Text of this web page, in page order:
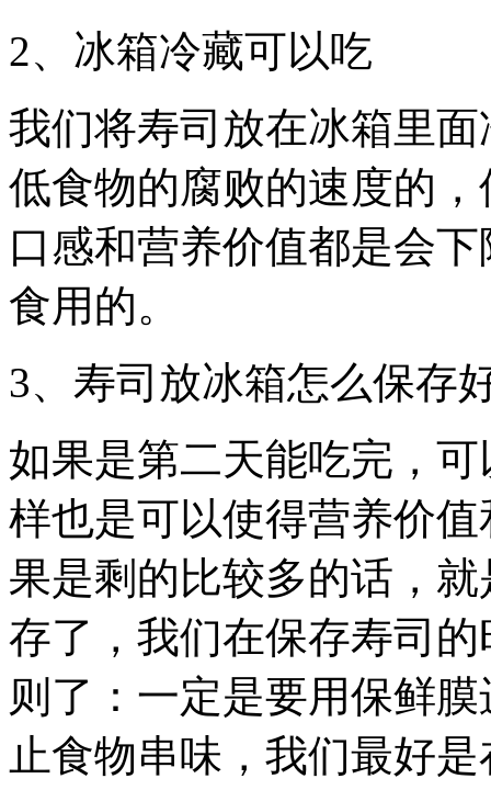
2、冰箱冷藏可以吃
我们将寿司放在冰箱里
低食物的腐败的速度的
口感和营养价值都是会
食用的。
3、寿司放冰箱怎么保存
如果是第二天能吃完，
样也是可以使得营养价
果是剩的比较多的话，
存了，我们在保存寿司
则了：一定是要用保鲜
止食物串味，我们最好